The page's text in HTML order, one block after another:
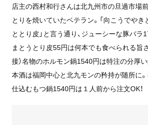
店主の西村和行さんは北九州市の旦過市場
とりを焼いていたベテラン。「向こうでや
ととり皮」と言う通り、ジューシーな豚バラ
まとうとり皮55円は何本でも食べられる旨
接）名物のホルモン鍋1540円は特注の分厚
本酒は福岡中心と北九モンの矜持が随所に
仕込むもつ鍋1540円は１人前から注文OK！